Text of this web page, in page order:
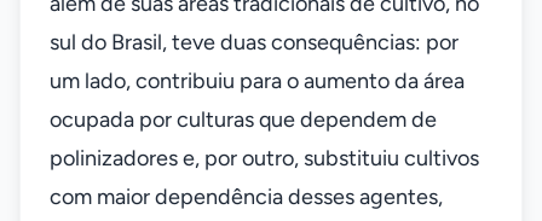
sul do Brasil, teve duas consequências: por
um lado, contribuiu para o aumento da área
ocupada por culturas que dependem de
polinizadores e, por outro, substituiu cultivos
com maior dependência desses agentes,